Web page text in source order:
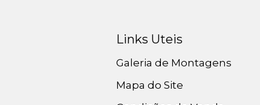
Links Uteis
Galeria de Montagens
Mapa do Site